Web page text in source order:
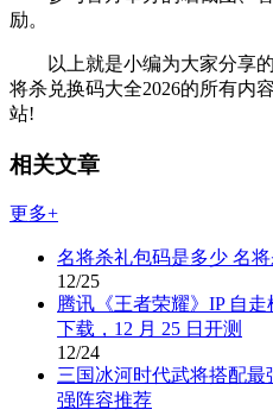
励。
以上就是小编为大家分享的
将杀兑换码大全2026的所有内
站!
相关文章
更多+
名将杀礼包码是多少 名
12/25
腾讯《王者荣耀》IP 自
下载，12 月 25 日开测
12/24
三国冰河时代武将搭配
强阵容推荐